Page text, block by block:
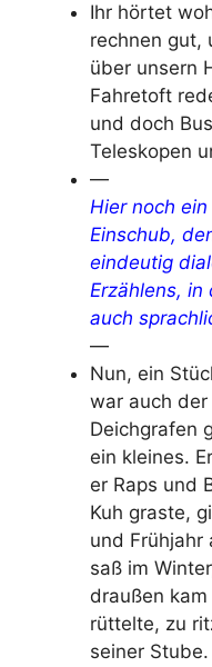
Ihr hörtet
rechnen gut,
über unsern
Fahretoft
und doch
Teleskopen
—
Hier noch
Einschub,
eindeutig
Erzählens,
auch
—
Nun, ein
war auch
Deichgrafen
ein kleines.
er Raps und
Kuh graste,
und Frühjahr
saß im
draußen
rüttelte, zu
seiner